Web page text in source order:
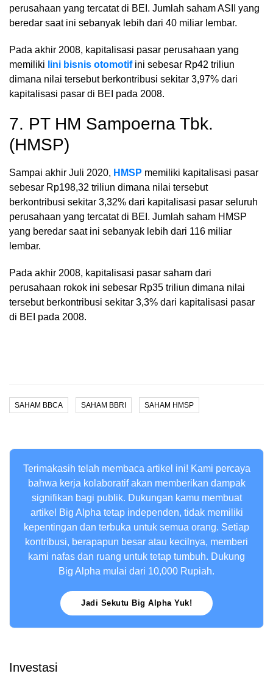
perusahaan yang tercatat di BEI. Jumlah saham ASII yang
beredar saat ini sebanyak lebih dari 40 miliar lembar.
Pada akhir 2008, kapitalisasi pasar perusahaan yang
memiliki lini bisnis otomotifini sebesar Rp42 triliun
dimana nilai tersebut berkontribusi sekitar 3,97% dari
kapitalisasi pasar di BEI pada 2008.
7. PT HM Sampoerna Tbk.
(HMSP)
Sampai akhir Juli 2020, HMSP memiliki kapitalisasi pasar
sebesar Rp198,32 triliun dimana nilai tersebut
berkontribusi sekitar 3,32% dari kapitalisasi pasar seluruh
perusahaan yang tercatat di BEI. Jumlah saham HMSP
yang beredar saat ini sebanyak lebih dari 116 miliar
lembar.
Pada akhir 2008, kapitalisasi pasar saham dari
perusahaan rokok ini sebesar Rp35 triliun dimana nilai
tersebut berkontribusi sekitar 3,3% dari kapitalisasi pasar
di BEI pada 2008.
SAHAM BBCA SAHAM BBRI SAHAM HMSP
Terimakasih telah membaca artikel ini! Kami percaya
bahwa kerja kolaboratif akan memberikan dampak
signifikan bagi publik. Dukungan kamu membuat
artikel Big Alpha tetap independen, tidak memiliki
kepentingan dan terbuka untuk semua orang. Setiap
kontribusi, berapapun besar atau kecilnya, memberi
kami nafas dan ruang untuk tetap tumbuh. Dukung
Big Alpha mulai dari 10,000 Rupiah.
Jadi Sekutu Big Alpha Yuk!
Investasi